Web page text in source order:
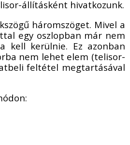
állításként hivatkozunk.
háromszöget. Mivel a
egy oszlopban már nem
kell kerülnie. Ez azonban
nem lehet elem (telisor-
feltétel megtartásával